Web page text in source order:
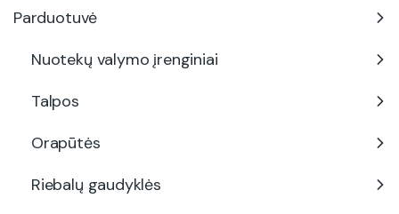
Parduotuvė
Nuotekų valymo įrenginiai
Talpos
Orapūtės
Riebalų gaudyklės